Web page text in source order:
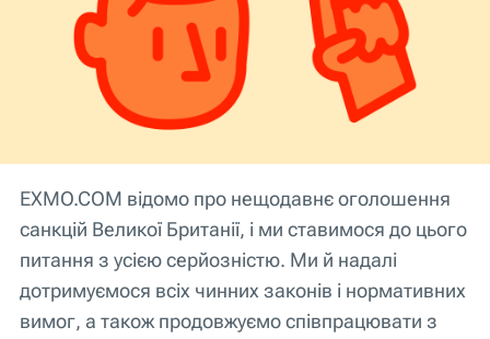
EXMO.COM відомо про нещодавнє оголошення
санкцій Великої Британії, і ми ставимося до цього
питання з усією серйозністю. Ми й надалі
дотримуємося всіх чинних законів і нормативних
вимог, а також продовжуємо співпрацювати з